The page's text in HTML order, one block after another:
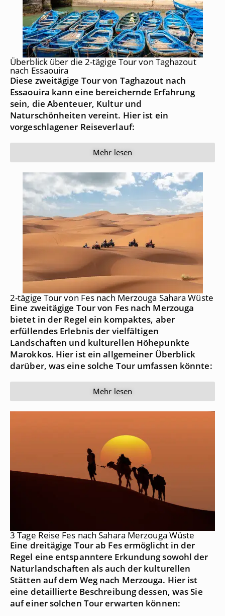
Überblick über die 2-tägige Tour von Taghazout
nach Essaouira
Diese zweitägige Tour von Taghazout nach
Essaouira kann eine bereichernde Erfahrung
sein, die Abenteuer, Kultur und
Naturschönheiten vereint. Hier ist ein
vorgeschlagener Reiseverlauf:
Mehr lesen
2-tägige Tour von Fes nach Merzouga Sahara Wüste
Eine zweitägige Tour von Fes nach Merzouga
bietet in der Regel ein kompaktes, aber
erfüllendes Erlebnis der vielfältigen
Landschaften und kulturellen Höhepunkte
Marokkos. Hier ist ein allgemeiner Überblick
darüber, was eine solche Tour umfassen könnte:
Mehr lesen
3 Tage Reise Fes nach Sahara Merzouga Wüste
Eine dreitägige Tour ab Fes ermöglicht in der
Regel eine entspanntere Erkundung sowohl der
Naturlandschaften als auch der kulturellen
Stätten auf dem Weg nach Merzouga. Hier ist
eine detaillierte Beschreibung dessen, was Sie
auf einer solchen Tour erwarten können: